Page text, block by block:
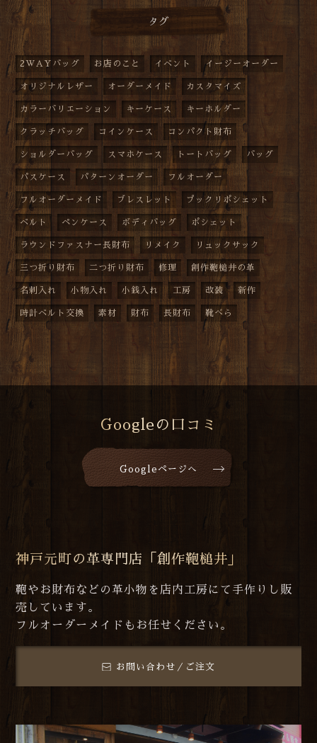
タグ
2WAYバッグ お店のこと イベント イージーオーダー
オリジナルレザー オーダーメイド カスタマイズ
カラーバリエーション キーケース キーホルダー
クラッチバッグ コインケース コンパクト財布
ショルダーバッグ スマホケース トートバッグ バッグ
パスケース パターンオーダー フルオーダー
フルオーダーメイド ブレスレット プックリポシェット
ベルト ペンケース ボディバッグ ポシェット
ラウンドファスナー長財布 リメイク リュックサック
三つ折り財布 二つ折り財布 修理 創作鞄槌井の革
名刺入れ 小物入れ 小銭入れ 工房 改装 新作
時計ベルト交換 素材 財布 長財布 靴べら
Googleの口コミ
Googleページへ
神戸元町の革専門店「創作鞄槌井」
鞄やお財布などの革小物を店内工房にて手作りし販
売しています。
フルオーダーメイドもお任せください。
お問い合わせ／ご注文